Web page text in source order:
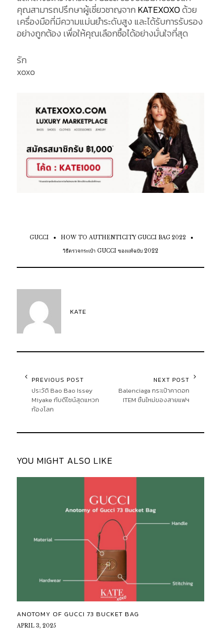
คุณสามารถปรึกษาผู้เชี่ยวชาญจากKATEXOXOด้วย
เครื่องมือที่มีความแม่นยำระดับสูง และได้รับการรับรอง
อย่างถูกต้อง เพื่อให้คุณเลือกซื้อได้อย่างมั่นใจที่สุด
รัก
xoxo
GUCCI HOW TO AUTHENTICITY GUCCI BAG 2022
วิธีตรวจกระเป๋า GUCCI ของแท้ฉบับ 2022
KATE
PREVIOUS POST
ประวัติ Bao Bao Issey
Miyake กับดีไซน์สุดแหวก
ก้องโลก
NEXT POST
Balenciaga กระเป๋าคาดอก
ITEM ชิ้นใหม่ของสายแฟฯ
YOU MIGHT ALSO LIKE
ANOTOMY OF GUCCI 73 BUCKET BAG
APRIL 3, 2025